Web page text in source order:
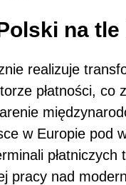
na
realizuje
płatności, co
w Europie pod
płatniczych
pracy nad